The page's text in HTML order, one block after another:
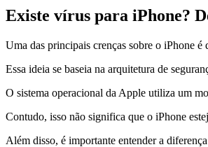
Existe vírus para iPhone?
Uma das principais crenças sobre o iPhone é
Essa ideia se baseia na arquitetura de
O sistema operacional da Apple utiliza um
Contudo, isso não significa que o iPhone
Além disso, é importante entender a